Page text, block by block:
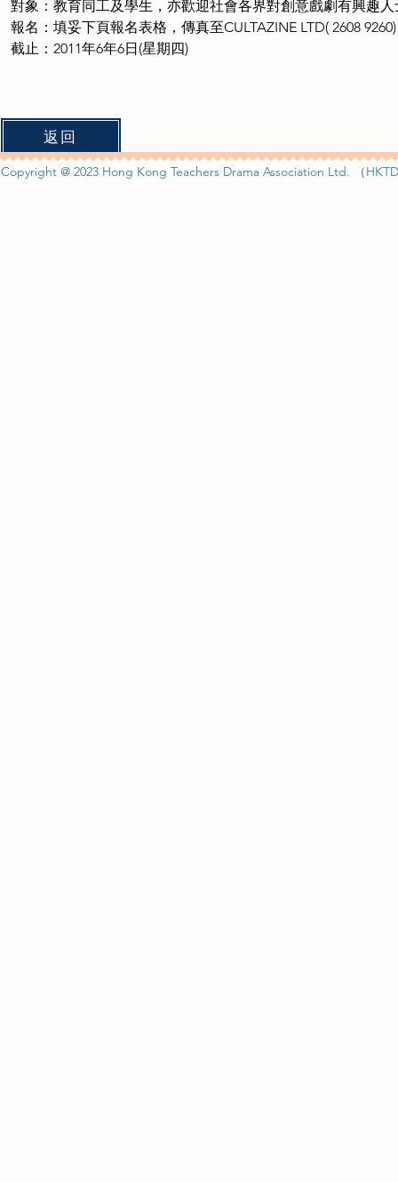
對象：教育同工及學生，亦歡迎社會各界對創意戲劇有興趣人
報名：填妥下頁報名表格，傳真至CULTAZINE LTD( 2608 9260)
截止：2011年6年6日(星期四)
返回
Copyright @ 2023 Hong Kong Teachers Drama Association Ltd. （